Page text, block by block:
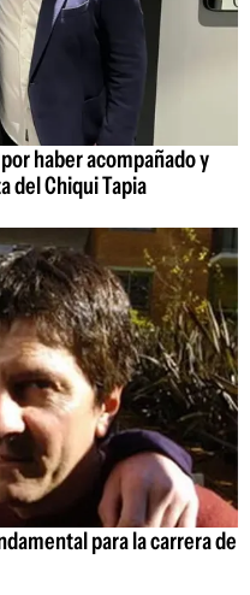
haber acompañado y
del Chiqui Tapia
para la carrera de